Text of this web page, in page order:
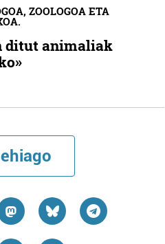
ZOOLOGOA ETA
ditut animaliak